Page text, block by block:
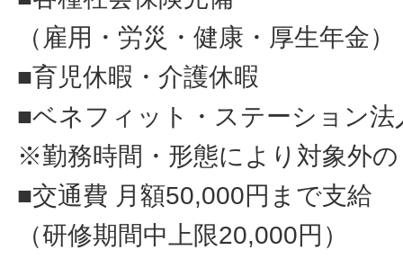
（雇用・労災・健康・厚生年金）
■育児休暇・介護休暇
■ベネフィット・ステーション法
※勤務時間・形態により対象外
■交通費 月額50,000円まで支給
（研修期間中上限20,000円）